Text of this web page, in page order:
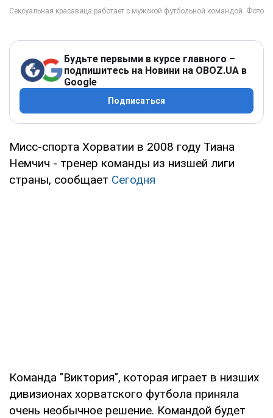
Будьте первыми в курсе главного –
подпишитесь на Новини на OBOZ.UA в
Google
Подписаться
Мисс-спорта Хорватии в 2008 году Тиана
Немчич - тренер команды из низшей лиги
страны, сообщает Сегодня
Команда "Виктория", которая играет в низших
дивизионах хорватского футбола приняла
очень необычное решение. Командой будет